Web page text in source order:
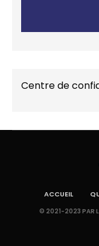
Centre de
ACCUEIL
© 2021-2023 PAR